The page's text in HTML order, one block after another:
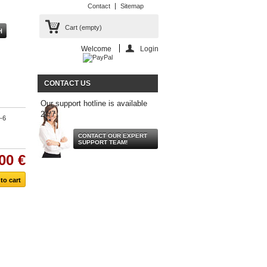
Contact Sitemap
Cart (empty)
Welcome
Login
6
€
CONTACT US
Our support hotline is available
24/7.
CONTACT OUR EXPERT
SUPPORT TEAM!